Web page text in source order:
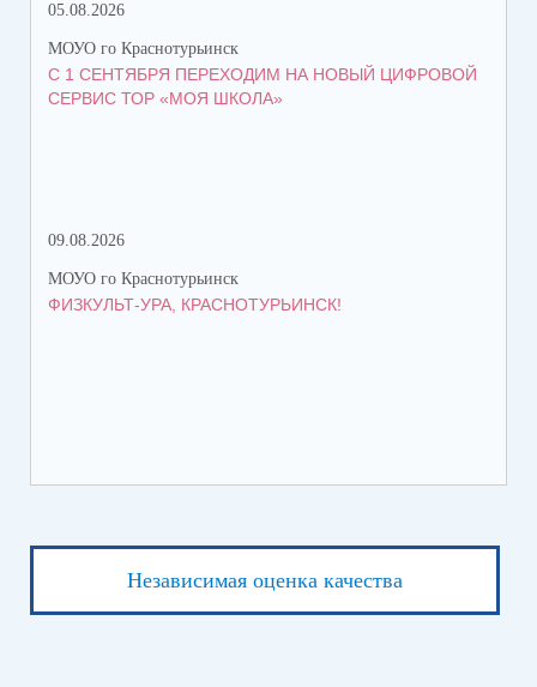
05.08.2026
МОУО го Краснотурьинск
С 1 СЕНТЯБРЯ ПЕРЕХОДИМ НА НОВЫЙ ЦИФРОВОЙ
СЕРВИС ТОР «МОЯ ШКОЛА»
09.08.2026
МОУО го Краснотурьинск
ФИЗКУЛЬТ-УРА, КРАСНОТУРЬИНСК!
Независимая оценка качества